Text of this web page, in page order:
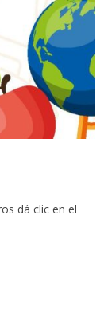
dá clic en el